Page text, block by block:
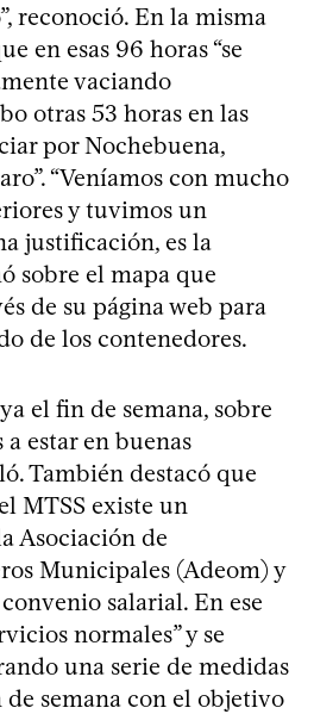
reconoció. En la misma
en esas 96 horas “se
vaciando
otras 53 horas en las
por Nochebuena,
“Veníamos con mucho
y tuvimos un
justificación, es la
sobre el mapa que
de su página web para
de los contenedores.
el fin de semana, sobre
estar en buenas
También destacó que
MTSS existe un
Asociación de
Municipales (Adeom) y
salarial. En ese
normales” y se
una serie de medidas
semana con el objetivo